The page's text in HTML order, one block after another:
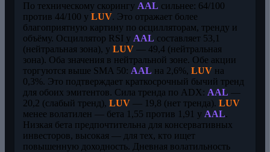
По техническому скорингу AAL сильнее: 64/100
против 44/100 у LUV. Это отражает более
благоприятную картину по осцилляторам, тренду и
объёму. Осциллятор RSI у AAL составляет 53,1
(нейтральная зона), у LUV — 49,4 (нейтральная
зона). Оба значения в нейтральной зоне. Обе акции
торгуются выше SMA 50: AAL на 2,6%, LUV на
0,3%. Это подтверждает краткосрочный бычий тренд
для обоих эмитентов. Сила тренда по ADX: AAL —
20,2 (слабый тренд), LUV — 19,8 (нет тренда). LUV
менее волатилен — бета 1,55 против 1,91 у AAL.
Низкая бета предпочтительна для консервативных
инвесторов, высокая — для тех, кто ищет
повышенную доходность. Дневная волатильность